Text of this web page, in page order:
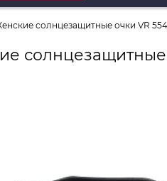
солнцезащитные очки VR
солнцезащитные